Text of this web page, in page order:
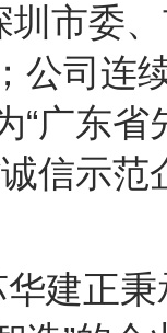
市委
公司连
“广东
信示
正秉